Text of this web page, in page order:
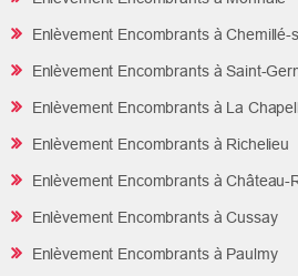
Enlèvement Encombrants à Chemillé-
Enlèvement Encombrants à Saint-
Enlèvement Encombrants à La
Enlèvement Encombrants à Richelieu
Enlèvement Encombrants à Château-
Enlèvement Encombrants à Cussay
Enlèvement Encombrants à Paulmy